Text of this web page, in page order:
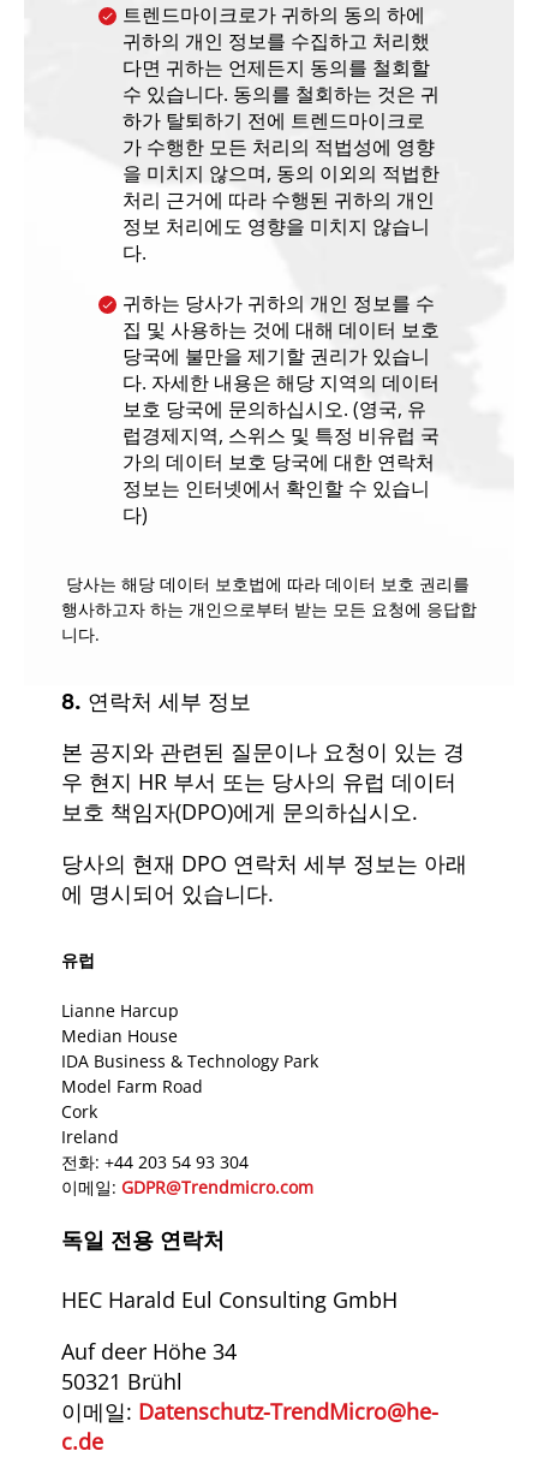
트렌드마이크로가 귀하의 동의 하에
귀하의 개인 정보를 수집하고 처리했
다면 귀하는 언제든지 동의를 철회할
수 있습니다. 동의를 철회하는 것은 귀
하가 탈퇴하기 전에 트렌드마이크로
가 수행한 모든 처리의 적법성에 영향
을 미치지 않으며, 동의 이외의 적법한
처리 근거에 따라 수행된 귀하의 개인
정보 처리에도 영향을 미치지 않습니
다.
귀하는 당사가 귀하의 개인 정보를 수
집 및 사용하는 것에 대해 데이터 보호
당국에 불만을 제기할 권리가 있습니
다. 자세한 내용은 해당 지역의 데이터
보호 당국에 문의하십시오. (영국, 유
럽경제지역, 스위스 및 특정 비유럽 국
가의 데이터 보호 당국에 대한 연락처
정보는 인터넷에서 확인할 수 있습니
다)
당사는 해당 데이터 보호법에 따라 데이터 보호 권리를
행사하고자 하는 개인으로부터 받는 모든 요청에 응답합
니다.
8. 연락처 세부 정보
본 공지와 관련된 질문이나 요청이 있는 경
우 현지 HR 부서 또는 당사의 유럽 데이터
보호 책임자(DPO)에게 문의하십시오.
당사의 현재 DPO 연락처 세부 정보는 아래
에 명시되어 있습니다.
유럽
Lianne Harcup
Median House
IDA Business & Technology Park
Model Farm Road
Cork
Ireland
전화: +44 203 54 93 304
이메일: GDPR@Trendmicro.com
독일 전용 연락처
HEC Harald Eul Consulting GmbH
Auf deer Höhe 34
50321 Brühl
이메일: Datenschutz-TrendMicro@he-
c.de